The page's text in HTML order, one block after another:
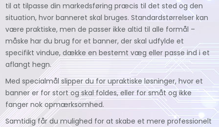
til at tilpasse din markedsføring præcis til det sted og den
situation, hvor banneret skal bruges. Standardstørrelser kan
være praktiske, men de passer ikke altid til alle formål –
måske har du brug for et banner, der skal udfylde et
specifikt vindue, dække en bestemt væg eller passe ind i et
aflangt hegn.
Med specialmål slipper du for upraktiske løsninger, hvor et
banner er for stort og skal foldes, eller for småt og ikke
fanger nok opmærksomhed.
Samtidig får du mulighed for at skabe et mere professionelt